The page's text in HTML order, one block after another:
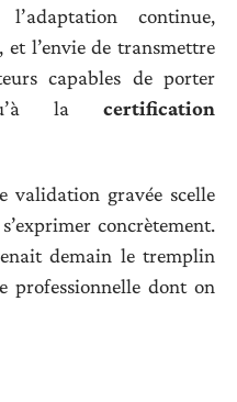
continue,
l’envie de transmettre
capables de porter
la certification
validation gravée scelle
concrètement.
demain le tremplin
professionnelle dont on